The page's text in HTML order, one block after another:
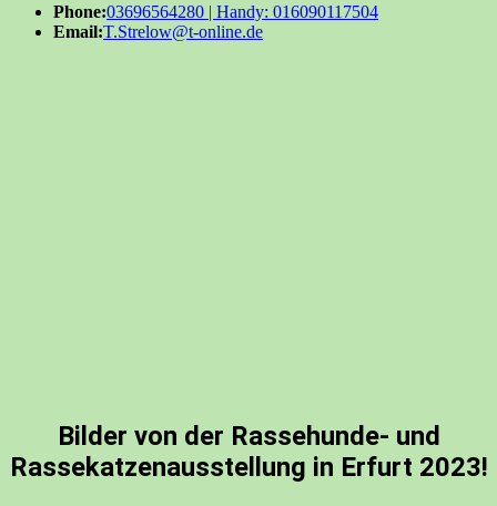
Phone:03696564280 | Handy: 016090117504
Email:T.Strelow@t-online.de
Bilder von der Rassehunde- und
Rassekatzenausstellung in Erfurt 2023!